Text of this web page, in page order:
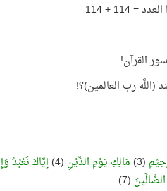
رب العالمين)؟!
(3) مَالِكِ يَوْمِ الدِّيْنِ (4) إِيَّاكَ نَعْبُدُ
(7)